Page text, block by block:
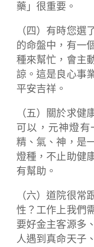
藥」很重要。
（四）有時您選
的命盤中，有一
種來幫忙，會主
諒。這是良心事
平安吉祥。
（五）關於求健
可以，元神燈
精、氣、神，是
燈種，不止助健
有幫助。
（六）道院很常
性？工作上我們
要好金主客源多
人遇到真命天子